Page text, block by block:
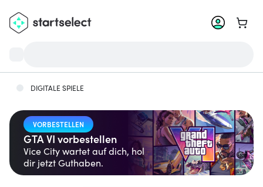
Zum
DIGITALE SPIELE
VORBESTELLEN
GTA VI vorbestellen
Vice City wartet auf dich, hol
dir jetzt Guthaben.